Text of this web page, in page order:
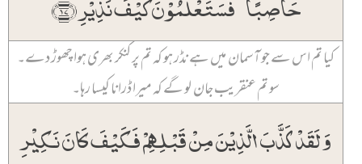
کیا تم اس سے جو آسمان میں ہے نڈر ہو کہ تم پر کنکر بھری ہوا چھوڑ دے۔
سو تم عنقریب جان لو گے کہ میرا ڈرانا کیسا رہا۔
وَ لَقَدۡ کَذَّبَ الَّذِیۡنَ مِنۡ قَبۡلِہِمۡ فَکَیۡفَ کَانَ نَکِیۡرِ